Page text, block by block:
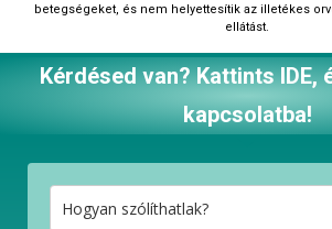
betegségeket, és nem helyettesítik az illetékes
ellátást.
Kérdésed van? Kattints IDE,
kapcsolatba!